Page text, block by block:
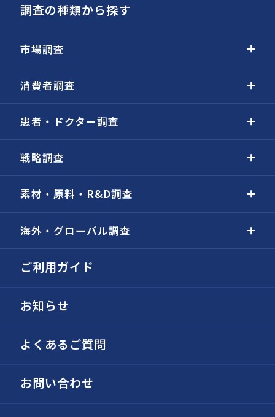
調査の種類から探す
市場調査
消費者調査
患者・ドクター調査
戦略調査
素材・原料・R&D調査
海外・グローバル調査
ご利用ガイド
お知らせ
よくあるご質問
お問い合わせ